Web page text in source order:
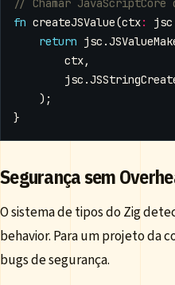
fn createJSValue(ctx: jsc
return jsc .
ctx,
jsc .
);
}
Segurança sem
O sistema de tipos do Zig
behavior. Para um projeto da
bugs de segurança.